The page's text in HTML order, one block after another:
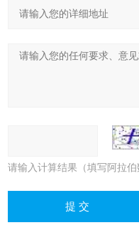
请输入计算结果（填写阿拉